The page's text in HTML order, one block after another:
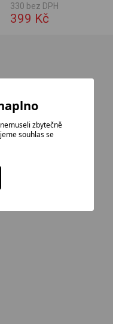
330 bez DPH
399 Kč
zbytečně
souhlas se